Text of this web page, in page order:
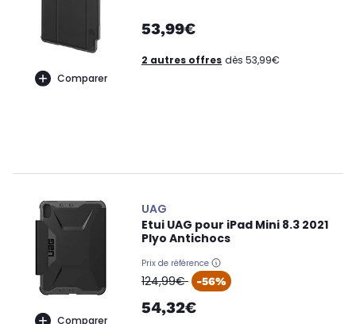
Comparer
53,99€
2 autres offres dès 53,99€
Comparer
UAG
Etui UAG pour iPad Mini 8.3 2021
Plyo Antichocs
Prix de référence
oldPrice
124,99€ -56%
54,32€